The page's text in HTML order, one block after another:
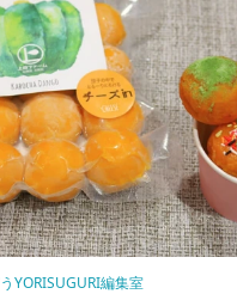
YORISUGURI編集室